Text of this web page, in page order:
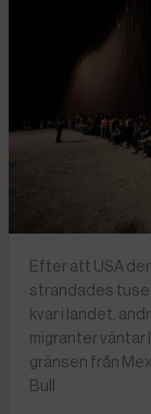
Efter att USA
strandades
kvar i landet,
migranter väntar
gränsen från
Bull